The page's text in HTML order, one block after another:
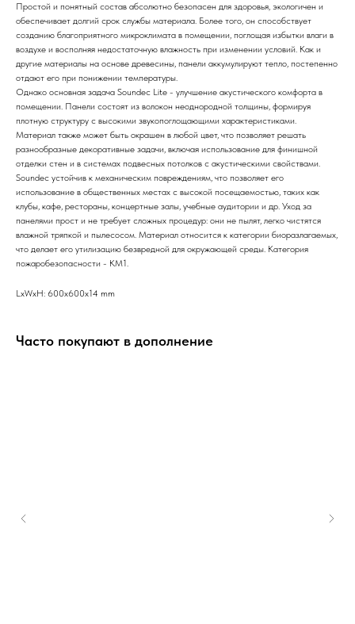
Простой и понятный состав абсолютно безопасен для здоровья, экологичен и
обеспечивает долгий срок службы материала. Более того, он способствует
созданию благоприятного микроклимата в помещении, поглощая избытки влаги в
воздухе и восполняя недостаточную влажность при изменении условий. Как и
другие материалы на основе древесины, панели аккумулируют тепло, постепенно
отдают его при понижении температуры.
Однако основная задача Soundec Lite - улучшение акустического комфорта в
помещении. Панели состоят из волокон неоднородной толщины, формируя
плотную структуру с высокими звукопоглощающими характеристиками.
Материал также может быть окрашен в любой цвет, что позволяет решать
разнообразные декоративные задачи, включая использование для финишной
отделки стен и в системах подвесных потолков с акустическими свойствами.
Soundec устойчив к механическим повреждениям, что позволяет его
использование в общественных местах с высокой посещаемостью, таких как
клубы, кафе, рестораны, концертные залы, учебные аудитории и др. Уход за
панелями прост и не требует сложных процедур: они не пылят, легко чистятся
влажной тряпкой и пылесосом. Материал относится к категории биоразлагаемых,
что делает его утилизацию безвредной для окружающей среды. Категория
пожаробезопасности - КМ1.
LxWxH: 600x600x14 mm
Часто покупают в дополнение